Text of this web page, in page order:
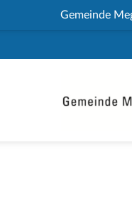
Gemeinde